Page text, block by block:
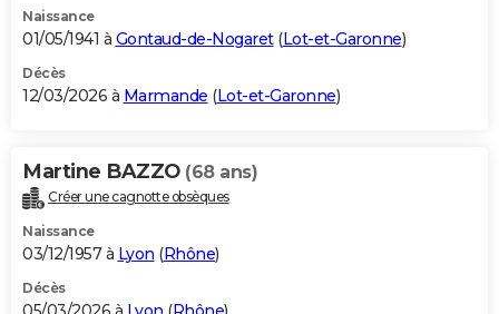
Dictionnaire
Biographies
Citations
Expressions
Proverbes
PROGRAMME TV
S'inscrire
Se connecter
Lycées
Collèges
Primaires
Universités
Entreprises
Service militaire
Avis de recherche
AVIS DE DÉCÈS
Bricolage
Lifestyle
Culture
Sport
Auto
Television
Voyage
Cinema
Naissance
01/05/1941 à Gontaud-de-Nogaret(Lot-et-Garonne)
Décès
12/03/2026 à Marmande (Lot-et-Garonne)
Martine BAZZO (68 ans)
Créer une cagnotte obsèques
Naissance
03/12/1957 à Lyon (Rhône)
Décès